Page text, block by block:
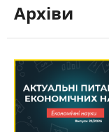
Архіви